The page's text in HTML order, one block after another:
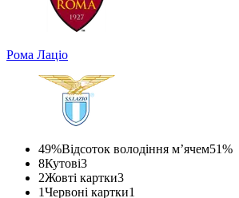
Рома Лаціо
49%Відсоток володіння м’ячем51%
8Кутові3
2Жовті картки3
1Червоні картки1